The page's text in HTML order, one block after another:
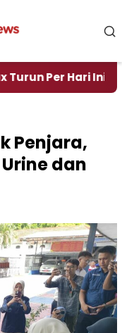
Hari Ini, Segini
Penjara,
dan